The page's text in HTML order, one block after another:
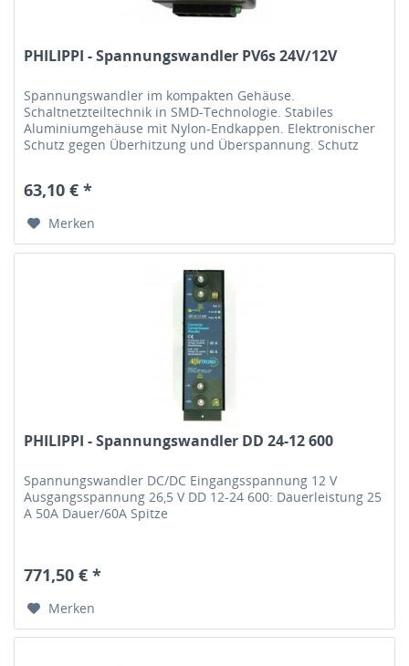
PHILIPPI - Spannungswandler PV6s 24V/12V
Spannungswandler im kompakten Gehäuse.
Schaltnetzteiltechnik in SMD-Technologie. Stabiles
Aluminiumgehäuse mit Nylon-Endkappen. Elektronischer
Schutz gegen Überhitzung und Überspannung. Schutz
63,10 € *
Merken
PHILIPPI - Spannungswandler DD 24-12 600
Spannungswandler DC/DC Eingangsspannung 12 V
Ausgangsspannung 26,5 V DD 12-24 600: Dauerleistung 25
A 50A Dauer/60A Spitze
771,50 € *
Merken